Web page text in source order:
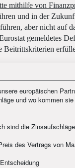
mithilfe von
und in der
aber nicht auf
gemeldetes
Beitrittskriterien
europäischen
und wo kommen sie
sind die
des Vertrags von